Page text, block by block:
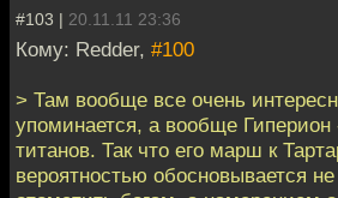
#103 | 20.11.11 23:36
Кому: Redder, #100
> Там вообще все очень
упоминается, а вообще Гиперион
титанов. Так что его марш к
вероятностью обосновывается